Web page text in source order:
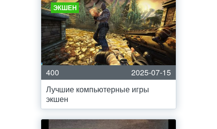
ЭКШЕН
400
2025-07-15
Лучшие компьютерные игры
экшен